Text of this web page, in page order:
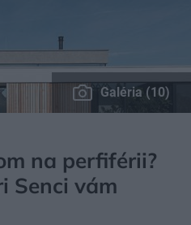
Galéria (10)
na perfiférii?
Senci vám